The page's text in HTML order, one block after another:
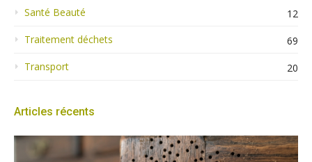
Santé Beauté
12
Traitement déchets
69
Transport
20
Articles récents